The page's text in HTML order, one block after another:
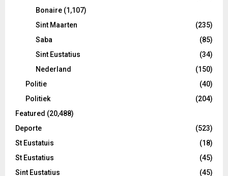
Bonaire (1,107)
Sint Maarten
(235)
Saba
(85)
Sint Eustatius
(34)
Nederland
(150)
Politie
(40)
Politiek
(204)
Featured (20,488)
Deporte
(523)
St Eustatuis
(18)
St Eustatius
(45)
Sint Eustatius
(45)